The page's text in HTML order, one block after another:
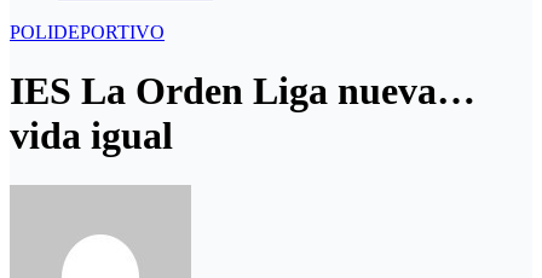
POLIDEPORTIVO
IES La Orden Liga nueva…
vida igual